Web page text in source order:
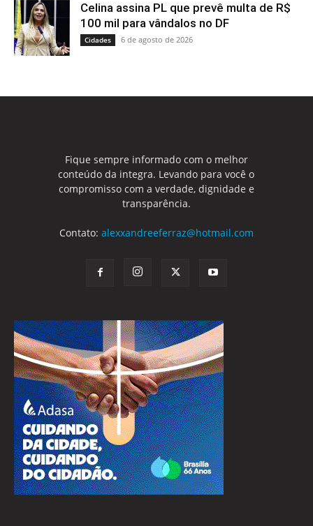
Celina assina PL que prevê multa de R$
100 mil para vândalos no DF
Cidades 6 de agosto de 2026
Fique sempre informado com o melhor
conteúdo da integra. Levando para você o
compromisso com a verdade, dignidade e
transparência.
Contato: alexxandreeferraz@hotmail.com